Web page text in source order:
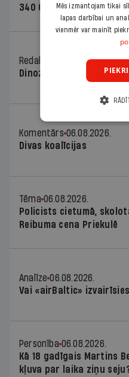
340 000 vērtu reklāmas
Redaktores sleja
Dinozaura triks
Komentārs 06.08.2026.
Divas koalīcijas
Tēma 06.08.2026.
Policists cietumā,
Reibuma cena Priekulē
Analīze 06.08.2026.
Vai «airBaltic»
Personība 06.08.2026.
Kā 18 gadīgais Martins
kļuva par laika ziņu
Mēs izmantojam tikai
lapas darbībai un
vienmēr var mainīt